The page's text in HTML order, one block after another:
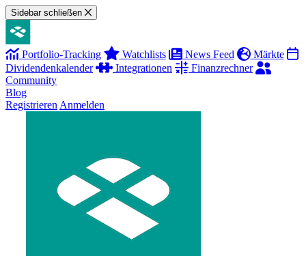
Sidebar schließen
Portfolio-Tracking Watchlists News Feed
Märkte
Dividendenkalender
Integrationen
Finanzrechner
Community
Blog
Registrieren Anmelden